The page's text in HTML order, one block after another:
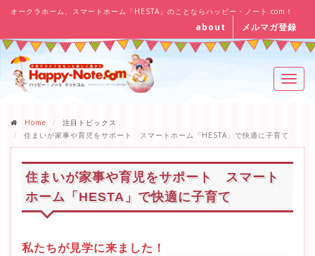
オークラホーム、スマートホーム「HESTA」のことならハッピー・ノート.com！
about メルマガ登録
Home
注目トピックス
住まいが家事や育児をサポート スマートホーム「HESTA」で快適に子育て
住まいが家事や育児をサポート スマート
ホーム「HESTA」で快適に子育て
私たちが見学に来ました！